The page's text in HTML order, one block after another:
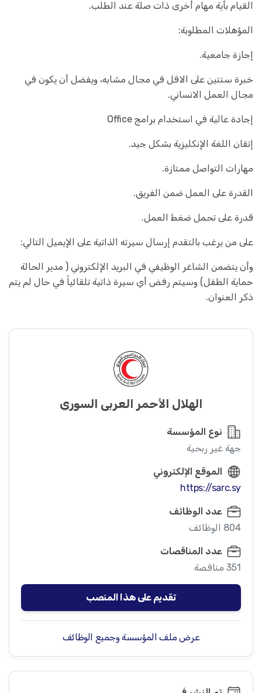
القيام بأية مهام أخرى ذات صلة عند الطلب.
المؤهلات المطلوبة:
إجازة جامعية.
خبرة سنتين على الاقل في مجال مشابه، ويفضل أن يكون في
مجال العمل الانساني.
إجادة عالية في استخدام برامج Office
إتقان اللغة الإنكليزية بشكل جيد.
مهارات التواصل ممتازة.
القدرة على العمل ضمن الفريق.
قدرة على تحمل ضغط العمل.
على من يرغب بالتقدم إرسال سيرته الذاتية على الإيميل التالي:
وأن يتضمن الشاغر الوظيفي في البريد الإلكتروني ( مدير الحالة
حماية الطفل) وسيتم رفض أي سيرة ذاتية تلقائياً في حال لم يتم
ذكر العنوان.
الهلال الأحمر العربي السوري
نوع المؤسسة
جهة غير ربحية
الموقع الإلكتروني
https://sarc.sy
عدد الوظائف
804 الوظائف
عدد المناقصات
351 مناقصة
تقديم على هذا المنصب
عرض ملف المؤسسة وجميع الوظائف